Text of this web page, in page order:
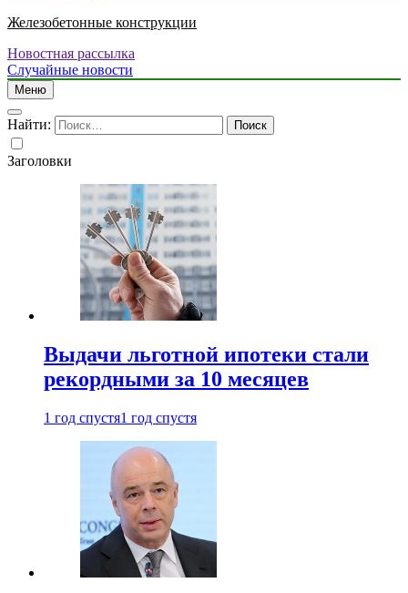
Железобетонные конструкции
Новостная рассылка
Случайные новости
Меню
Найти:
Заголовки
Выдачи льготной ипотеки стали
рекордными за 10 месяцев
1 год спустя1 год спустя